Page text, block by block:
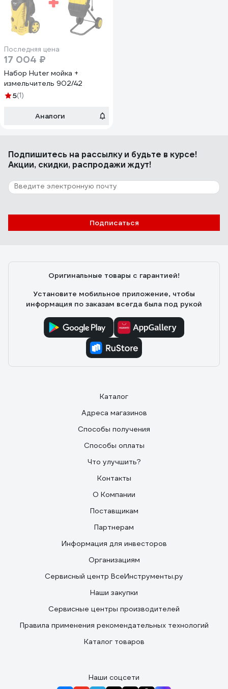
Последняя цена
17 004 ₽
Набор Huter мойка +
измельчитель 902/42
5(1)
Аналоги
Подпишитесь на рассылкуи будьте в курсе!
Акции, скидки, распродажи ждут!
Подписаться
Оригинальные товары с гарантией!
Установите мобильное приложение, чтобы
информация по заказам всегда была под рукой
Каталог
Адреса магазинов
Способы получения
Способы оплаты
Что улучшить?
Контакты
О Компании
Поставщикам
Партнерам
Информация для инвесторов
Организациям
Сервисный центр ВсеИнструменты.ру
Наши закупки
Сервисные центры производителей
Правила применения рекомендательных технологий
Каталог товаров
Наши соцсети